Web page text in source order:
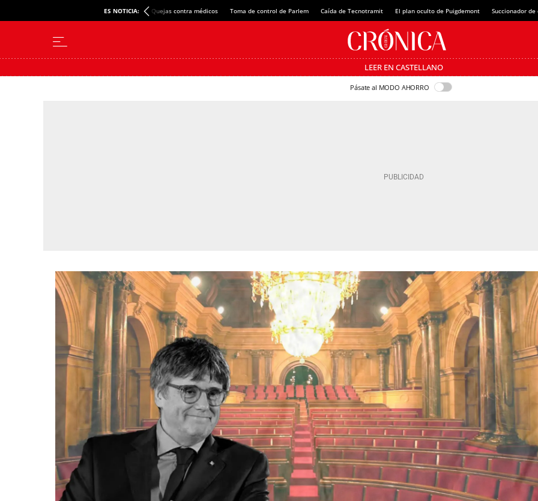
ES NOTICIA: Quejas contra médicos Toma de control de Parlem Caída de Tecnotramit El plan oculto de Puigdemont Succionador
LEER EN CASTELLANO
Pásate al MODO AHORRO